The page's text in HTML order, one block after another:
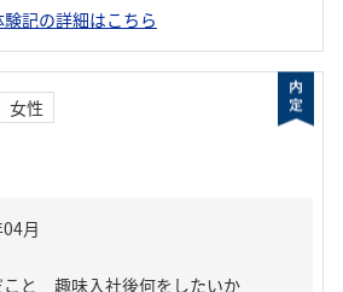
験記の詳細はこちら
女性
こと 趣味入社後何をしたいか